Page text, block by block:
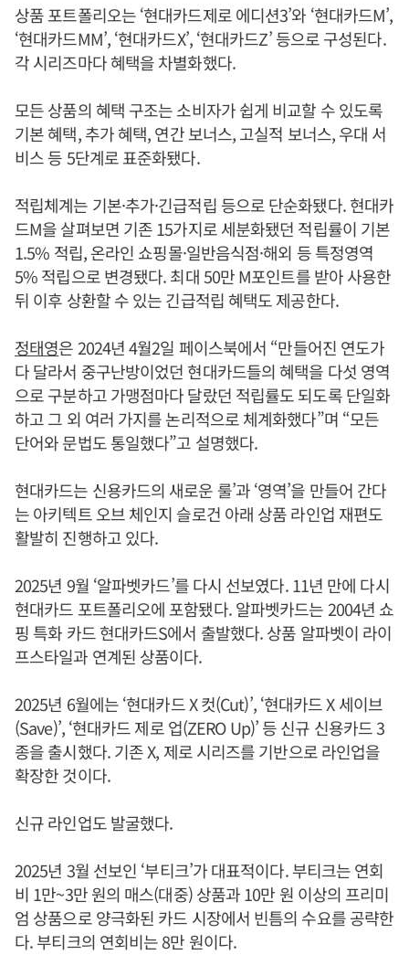
상품 포트폴리오는 ‘현대카드제로 에디션3’와 ‘현대카드M’,
‘현대카드MM’, ‘현대카드X’, ‘현대카드Z’ 등으로 구성된다.
각 시리즈마다 혜택을 차별화했다.
모든 상품의 혜택 구조는 소비자가 쉽게 비교할 수 있도록
기본 혜택, 추가 혜택, 연간 보너스, 고실적 보너스, 우대 서
비스 등 5단계로 표준화됐다.
적립체계는 기본·추가·긴급적립 등으로 단순화됐다. 현대카
드M을 살펴보면 기존 15가지로 세분화됐던 적립률이 기본
1.5% 적립, 온라인 쇼핑몰·일반음식점·해외 등 특정영역
5% 적립으로 변경됐다. 최대 50만 M포인트를 받아 사용한
뒤 이후 상환할 수 있는 긴급적립 혜택도 제공한다.
정태영은 2024년 4월2일 페이스북에서 “만들어진 연도가
다 달라서 중구난방이었던 현대카드들의 혜택을 다섯 영역
으로 구분하고 가맹점마다 달랐던 적립률도 되도록 단일화
하고 그 외 여러 가지를 논리적으로 체계화했다”며 “모든
단어와 문법도 통일했다”고 설명했다.
현대카드는 신용카드의 새로운 룰’과 ‘영역’을 만들어 간다
는 아키텍트 오브 체인지 슬로건 아래 상품 라인업 재편도
활발히 진행하고 있다.
2025년 9월 ‘알파벳카드’를 다시 선보였다. 11년 만에 다시
현대카드 포트폴리오에 포함됐다. 알파벳카드는 2004년 쇼
핑 특화 카드 현대카드S에서 출발했다. 상품 알파벳이 라이
프스타일과 연계된 상품이다.
2025년 6월에는 ‘현대카드 X 컷(Cut)’, ‘현대카드 X 세이브
(Save)’, ‘현대카드 제로 업(ZERO Up)’ 등 신규 신용카드 3
종을 출시했다. 기존 X, 제로 시리즈를 기반으로 라인업을
확장한 것이다.
신규 라인업도 발굴했다.
2025년 3월 선보인 ‘부티크’가 대표적이다. 부티크는 연회
비 1만~3만 원의 매스(대중) 상품과 10만 원 이상의 프리미
엄 상품으로 양극화된 카드 시장에서 빈틈의 수요를 공략한
다. 부티크의 연회비는 8만 원이다.